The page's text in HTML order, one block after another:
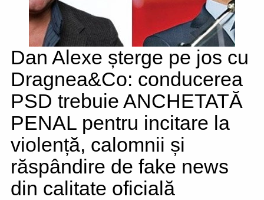
Dan Alexe șterge pe jos cu
Dragnea&Co: conducerea
PSD trebuie ANCHETATĂ
PENAL pentru incitare la
violență, calomnii și
răspândire de fake news
din calitate oficială